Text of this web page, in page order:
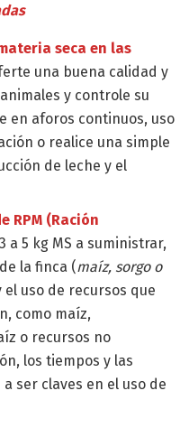
seca en las
una buena calidad y
y controle su
en aforos continuos, uso
o realice una simple
de leche y el
RPM (Ración
3 a 5 kg MS a suministrar,
la finca (maíz, sorgo o
el uso de recursos que
como maíz,
o recursos no
los tiempos y las
ser claves en el uso de